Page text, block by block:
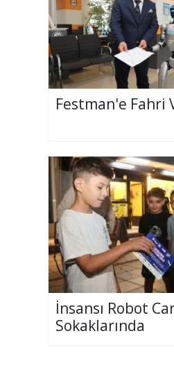
Festman'e Fahri
İnsansı Robot
Sokaklarında